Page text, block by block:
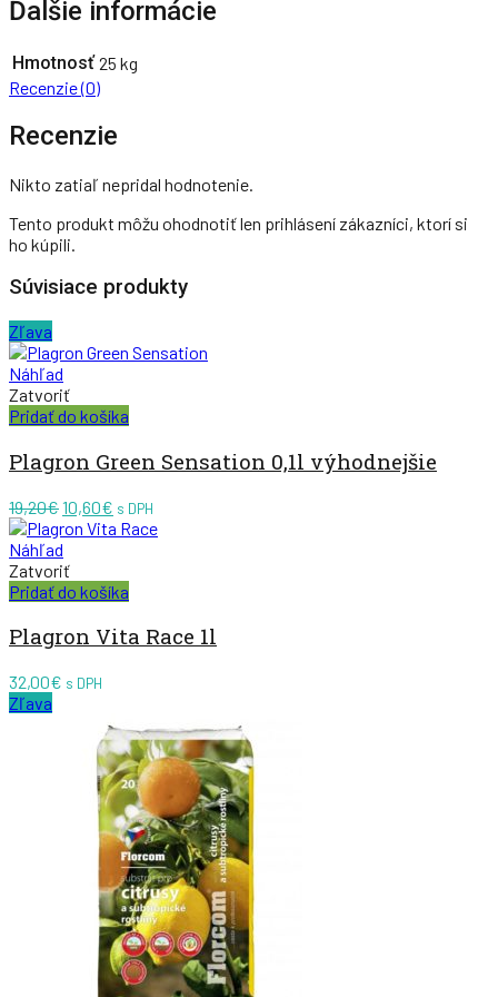
Ďalšie informácie
Hmotnosť 25 kg
Recenzie (0)
Recenzie
Nikto zatiaľ nepridal hodnotenie.
Tento produkt môžu ohodnotiť len prihlásení zákazníci, ktorí si
ho kúpili.
Súvisiace produkty
Zľava
Náhľad
Zatvoriť
Pridať do košíka
Plagron Green Sensation 0,1l výhodnejšie
19,20€Pôvodná
cena
bola:
19,20€.
10,60€ Aktuálna
cena
s DPH
Náhľad
Zatvoriť
Pridať do košíka
Plagron Vita Race 1l
32,00€ s DPH
Zľava